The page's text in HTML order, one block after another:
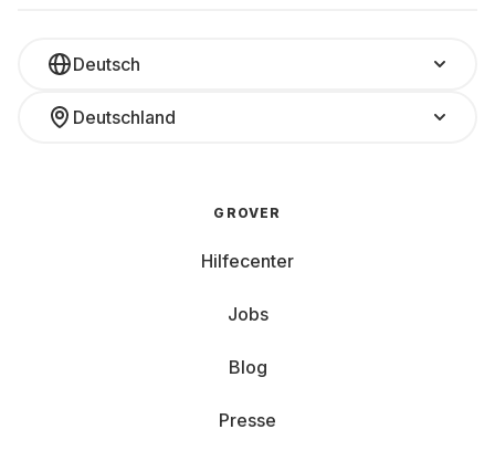
Deutsch
Deutschland
GROVER
Hilfecenter
Jobs
Blog
Presse